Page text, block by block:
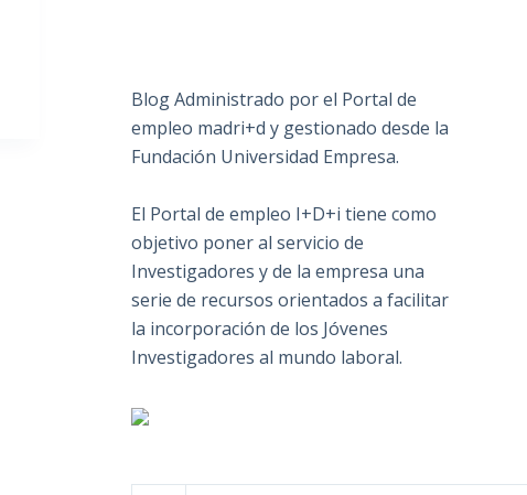
Blog Administrado por el Portal de
empleo madri+d y gestionado desde la
Fundación Universidad Empresa.
El Portal de empleo I+D+i tiene como
objetivo poner al servicio de
Investigadores y de la empresa una
serie de recursos orientados a facilitar
la incorporación de los Jóvenes
Investigadores al mundo laboral.